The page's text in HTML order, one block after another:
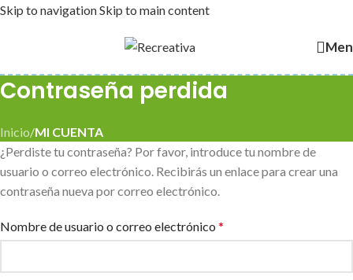
Skip to navigationSkip to main content
Contraseña perdida
Inicio/MI CUENTA
¿Perdiste tu contraseña? Por favor, introduce tu nombre de
usuario o correo electrónico. Recibirás un enlace para crear una
contraseña nueva por correo electrónico.
Nombre de usuario o correo electrónico *